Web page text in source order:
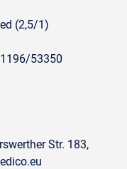
(2,5/1)
53350
Str. 183,